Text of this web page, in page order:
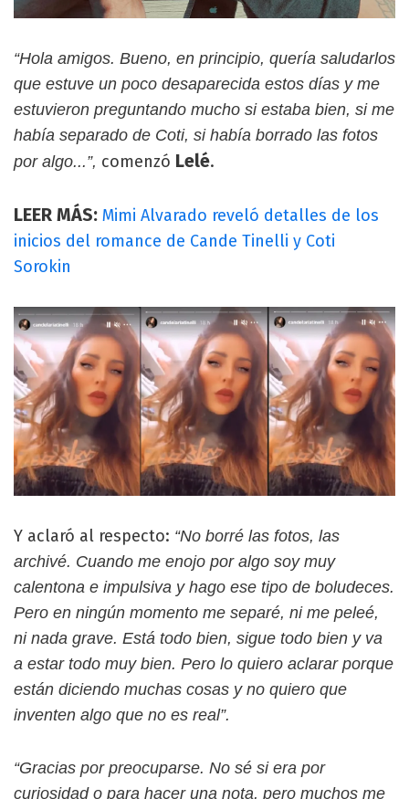
“Hola amigos. Bueno, en principio, quería saludarlos
que estuve un poco desaparecida estos días y me
estuvieron preguntando mucho si estaba bien, si me
había separado de Coti, si había borrado las fotos
por algo...”, comenzó Lelé.
LEER MÁS: Mimi Alvarado reveló detalles de los
inicios del romance de Cande Tinelli y Coti
Sorokin
Y aclaró al respecto: “No borré las fotos, las
archivé. Cuando me enojo por algo soy muy
calentona e impulsiva y hago ese tipo de boludeces.
Pero en ningún momento me separé, ni me peleé,
ni nada grave. Está todo bien, sigue todo bien y va
a estar todo muy bien. Pero lo quiero aclarar porque
están diciendo muchas cosas y no quiero que
inventen algo que no es real”.
“Gracias por preocuparse. No sé si era por
curiosidad o para hacer una nota, pero muchos me